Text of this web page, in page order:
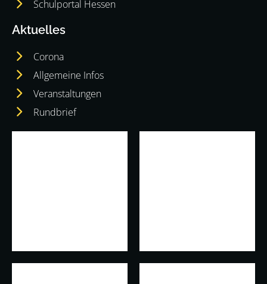
Schulportal Hessen
Aktuelles
Corona
Allgemeine Infos
Veranstaltungen
Rundbrief